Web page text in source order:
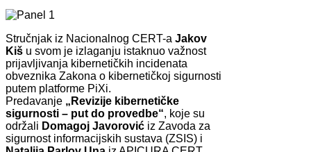
Stručnjak iz Nacionalnog CERT-a Jakov
Kiš u svom je izlaganju istaknuo važnost
prijavljivanja kibernetičkih incidenata
obveznika Zakona o kibernetičkoj sigurnosti
putem platforme PiXi.
Predavanje „Revizije kibernetičke
sigurnosti – put do provedbe“, koje su
održali Domagoj Javorović iz Zavoda za
sigurnost informacijskih sustava (ZSIS) i